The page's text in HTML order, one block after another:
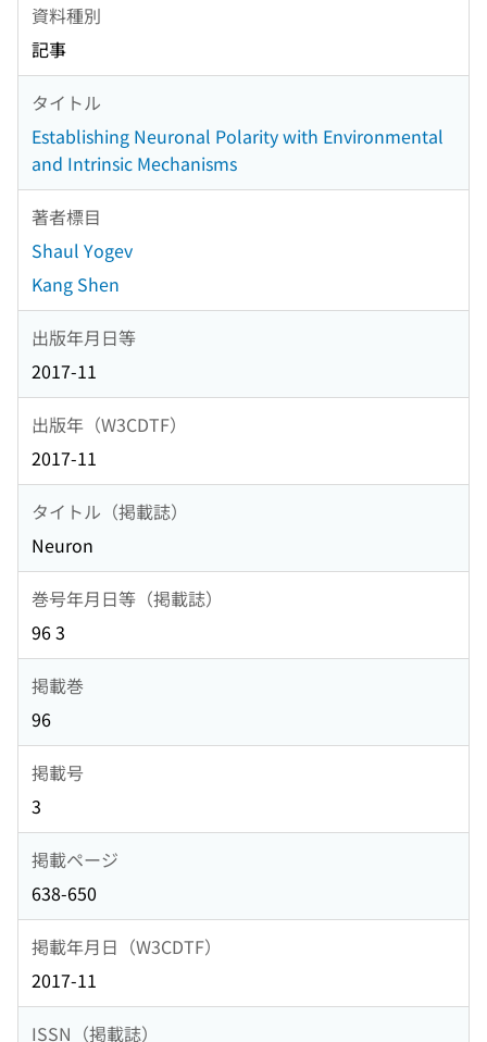
資料種別
記事
タイトル
Establishing Neuronal Polarity with Environmental
and Intrinsic Mechanisms
著者標目
Shaul Yogev
Kang Shen
出版年月日等
2017-11
出版年（W3CDTF）
2017-11
タイトル（掲載誌）
Neuron
巻号年月日等（掲載誌）
96 3
掲載巻
96
掲載号
3
掲載ページ
638-650
掲載年月日（W3CDTF）
2017-11
ISSN（掲載誌）